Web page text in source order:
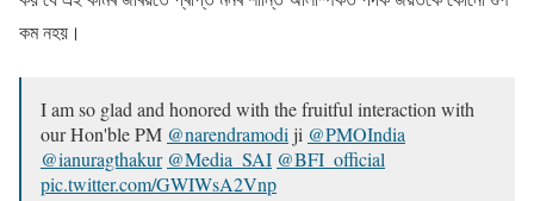
কম নহয়।
I am so glad and honored with the fruitful interaction with
our Hon'ble PM @narendramodi ji @PMOIndia
@ianuragthakur @Media_SAI @BFI_official
pic.twitter.com/GWIWsA2Vnp